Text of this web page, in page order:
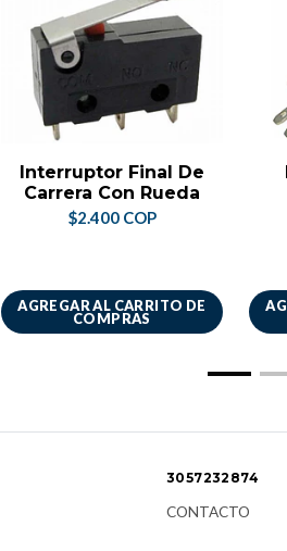
Interruptor Final De
Carrera Con Rueda
$2.400 COP
AGREGAR AL CARRITO DE
COMPRAS
3057232874
CONTACTO